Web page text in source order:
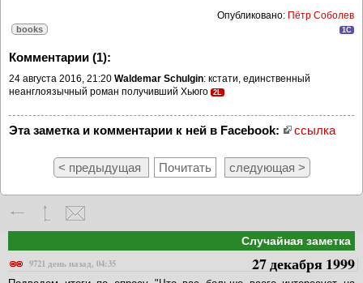
Опубликовано: Пётр Соболев
books 1C
Комментарии (1):
24 августа 2016, 21:20 Waldemar Schulgin: кстати, единственный
неанглоязычный роман получивший Хьюго 2L
Эта заметка и комментарии к ней в Facebook: ссылка
< предыдущая Почитать следующая >
Случайная заметка
9721 день назад, 04:35
27 декабря 1999